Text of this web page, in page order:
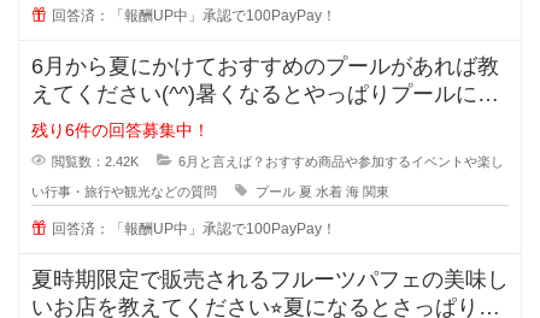
回答済：「報酬UP中」承認で100PayPay！
6月から夏にかけておすすめのプールがあれば教
えてください(^^)暑くなるとやっぱりプールに行
きたくなりますよね+
残り6件の回答募集中！
閲覧数：2.42K 6月と言えば？おすすめ商品や参加するイベントや楽し
い行事・旅行や観光などの質問 プール 夏 水着 海 関東
回答済：「報酬UP中」承認で100PayPay！
夏時期限定で販売されるフルーツパフェの美味し
いお店を教えてください⭐︎夏になるとさっぱりし